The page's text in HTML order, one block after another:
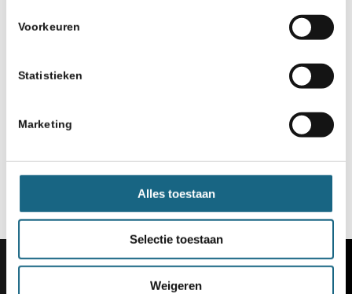
Voorkeuren
Statistieken
Marketing
Alles toestaan
Selectie toestaan
Weigeren